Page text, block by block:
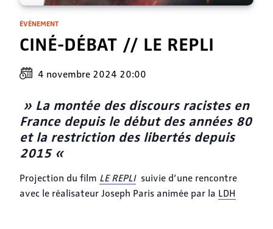
ÉVÈNEMENT
CINÉ-DÉBAT // LE REPLI
4 novembre 2024 20:00
» La montée des discours racistes en
France depuis le début des années 80
et la restriction des libertés depuis
2015 «
Projection du film LE REPLI suivie d’une rencontre
avec le réalisateur Joseph Paris animée par la LDH